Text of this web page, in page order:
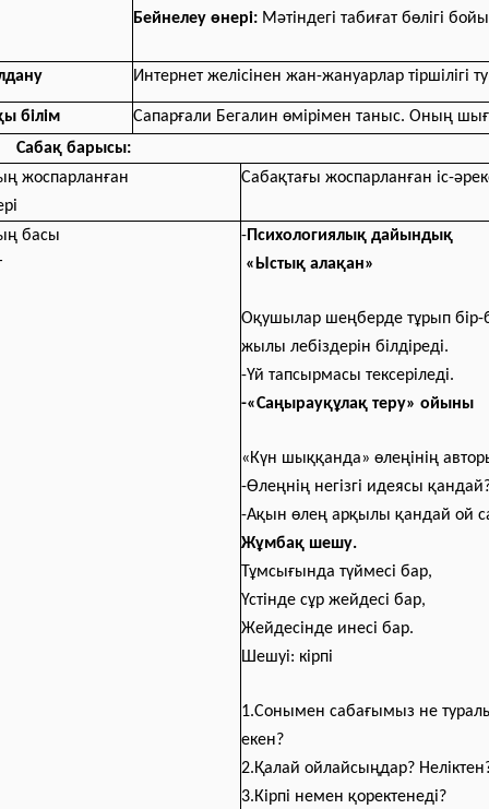
Бейнелеу өнері: Мәтіндегі табиғат бөлігі
Интернет желісінен жан-жануарлар тіршілігі
білім
Сапарғали Бегалин өмірімен таныс. Оның
Сабақ барысы:
жоспарланған
Сабақтағы жоспарланған іс-
басы
-Психологиялық дайындық
«Ыстық алақан»
Оқушылар шеңберде тұрып бір-
жылы лебіздерін білдіреді.
-Үй тапсырмасы тексеріледі.
-«Саңырауқұлақ теру» ойыны
«Күн шыққанда» өлеңінің
-Өлеңнің негізгі идеясы
-Ақын өлең арқылы қандай ой
Жұмбақ шешу.
Тұмсығында түймесі бар,
Үстінде сұр жейдесі бар,
Жейдесінде инесі бар.
Шешуі: кірпі
1.Сонымен сабағымыз не
екен?
2.Қалай ойлайсыңдар?
3.Кірпі немен қоректенеді?